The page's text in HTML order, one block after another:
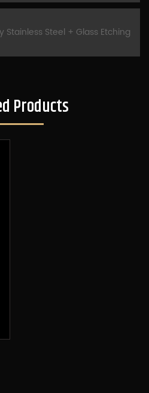
Stainless Steel + Glass Etching
Products